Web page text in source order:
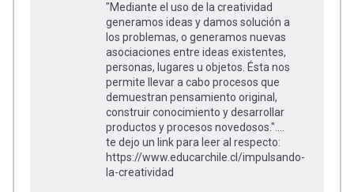
"Mediante el uso de la creatividad
generamos ideas y damos solución a
los problemas, o generamos nuevas
asociaciones entre ideas existentes,
personas, lugares u objetos. Ésta nos
permite llevar a cabo procesos que
demuestran pensamiento original,
construir conocimiento y desarrollar
productos y procesos novedosos."....
te dejo un link para leer al respecto:
https://www.educarchile.cl/impulsando-
la-creatividad